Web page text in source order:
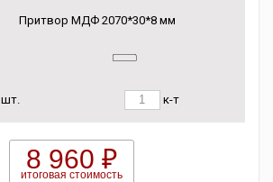
Притвор МДФ 2070*30*8 мм
шт. к-т
8 960 ₽
итоговая стоимость